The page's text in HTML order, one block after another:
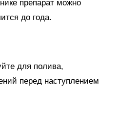
препарат можно
до года.
для полива,
перед наступлением